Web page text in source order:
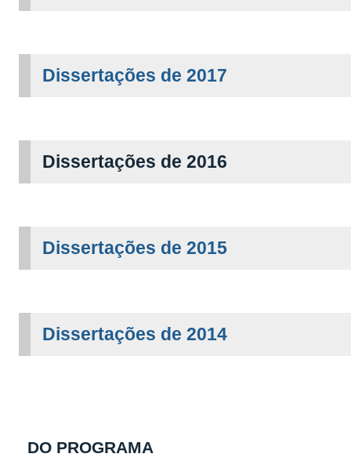
Dissertações de 2017
Dissertações de 2016
Dissertações de 2015
Dissertações de 2014
DO PROGRAMA